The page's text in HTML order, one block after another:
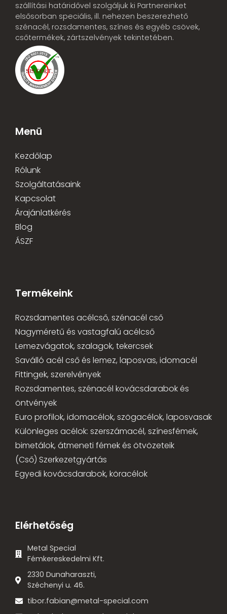
szállítási határidővel szolgáljuk ki Partnereinket
elsősorban speciális, ill. nehezen beszerezhető
szénacél, rozsdamentes, színes és egyéb csövek,
csőtermékek, zártszelvények tekintetében.
Menü
Kezdőlap
Rólunk
Szolgáltatásaink
Kapcsolat
Árajánlatkérés
Blog
ÁSZF
Termékeink
Rozsdamentes acélcső, szénacél cső
Nagyméretű és vastagfalú acélcső
Lemezvágatok, szalagok, tekercsek
Saválló acél cső és lemez, laposvas, idomacél
Fittingek, szerelvények
Rozsdamentes, szénacél kovácsdarabok és
öntvények
Euro profilok, idomacélok, szögacélok, laposvasak
Különleges acélok: szerszámacél, színesfémek,
bimetálok, átmeneti fémek és ötvözeteik
(Cső) Szerkezetgyártás
Egyedi kovácsdarabok, köracélok
Elérhetőség
Metal Special
Fémkereskedelmi Kft.
2330 Dunaharaszti,
Széchenyi u. 46.
tibor.fabian@metal-special.com